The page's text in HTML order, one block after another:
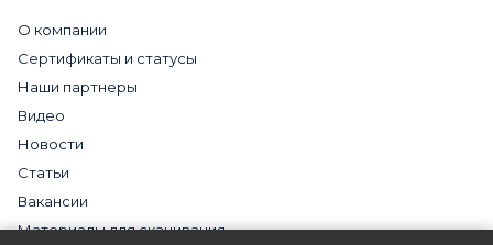
О компании
Сертификаты и статусы
Наши партнеры
Видео
Новости
Статьи
Вакансии
Материалы для скачивания